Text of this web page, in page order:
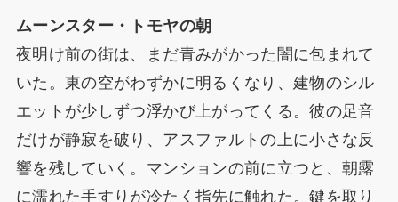
ムーンスター・トモヤの朝
夜明け前の街は、まだ青みがかった闇に包まれて
いた。東の空がわずかに明るくなり、建物のシル
エットが少しずつ浮かび上がってくる。彼の足音
だけが静寂を破り、アスファルトの上に小さな反
響を残していく。マンションの前に立つと、朝露
に濡れた手すりが冷たく指先に触れた。鍵を取り